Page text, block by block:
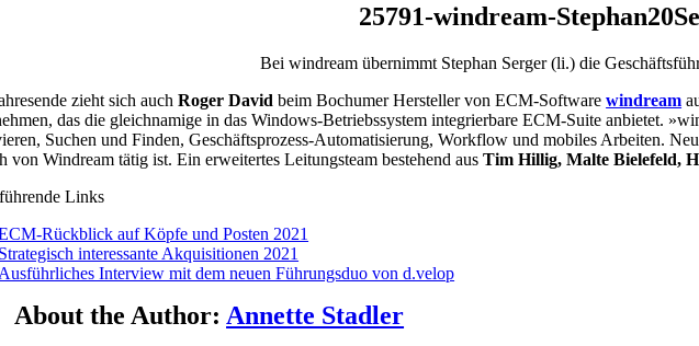
25791-windream-
Bei windream übernimmt Stephan Serger (li.) die
zieht sich auchRoger David beim Bochumer Hersteller von ECM-Softwarewindream
das die gleichnamige in das Windows-Betriebssystem integrierbare ECM-Suite anbietet.
Suchen und Finden, Geschäftsprozess-Automatisierung, Workflow und mobiles Arbeiten.
von Windream tätig ist. Ein erweitertes Leitungsteam bestehend ausTim Hillig, Malte Bielefeld,
Links
Rückblick auf Köpfe und Posten 2021
interessante Akquisitionen 2021
Interview mit dem neuen Führungsduo von d.velop
About the Author: Annette Stadler